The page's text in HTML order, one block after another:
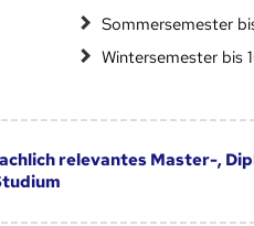
Sommersemester
Wintersemester bis
relevantes Master-,